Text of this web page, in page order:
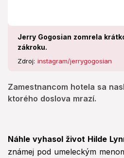
Jerry Gogosian zomrela
zákroku.
Zdroj: instagram/jerrygogosian
Zamestnancom hotela sa
ktorého doslova mrazí.
Náhle vyhasol život Hilde
známej pod umeleckým